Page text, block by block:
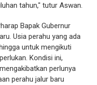
tahun," tutur Aswan.
Bapak Gubernur
Usia perahu yang ada
untuk mengikuti
Kondisi ini,
perlunya
perahu jalur baru